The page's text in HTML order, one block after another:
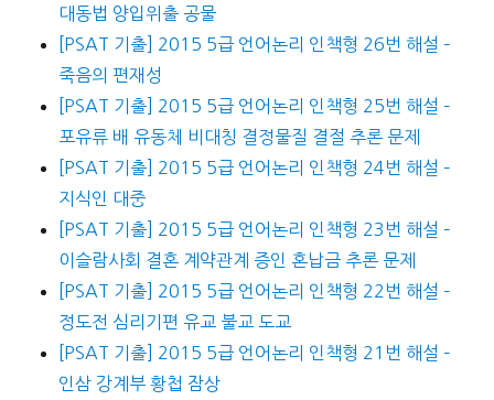
대동법 양입위출 공물
[PSAT 기출] 2015 5급 언어논리 인책형 26번 해설 –
죽음의 편재성
[PSAT 기출] 2015 5급 언어논리 인책형 25번 해설 –
포유류 배 유동체 비대칭 결정물질 결절 추론 문제
[PSAT 기출] 2015 5급 언어논리 인책형 24번 해설 –
지식인 대중
[PSAT 기출] 2015 5급 언어논리 인책형 23번 해설 –
이슬람사회 결혼 계약관계 증인 혼납금 추론 문제
[PSAT 기출] 2015 5급 언어논리 인책형 22번 해설 –
정도전 심리기편 유교 불교 도교
[PSAT 기출] 2015 5급 언어논리 인책형 21번 해설 –
인삼 강계부 황첩 잠상